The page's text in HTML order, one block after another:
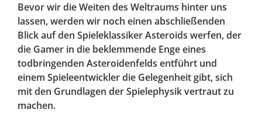
Bevor wir die Weiten des Weltraums hinter uns
lassen, werden wir noch einen abschließenden
Blick auf den Spieleklassiker Asteroids werfen, der
die Gamer in die beklemmende Enge eines
todbringenden Asteroidenfelds entführt und
einem Spieleentwickler die Gelegenheit gibt, sich
mit den Grundlagen der Spielephysik vertraut zu
machen.